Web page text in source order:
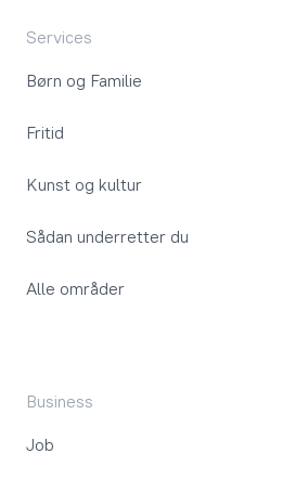
Services
Børn og Familie
Fritid
Kunst og kultur
Sådan underretter du
Alle områder
Business
Job